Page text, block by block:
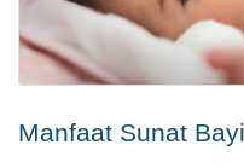
Manfaat Sunat